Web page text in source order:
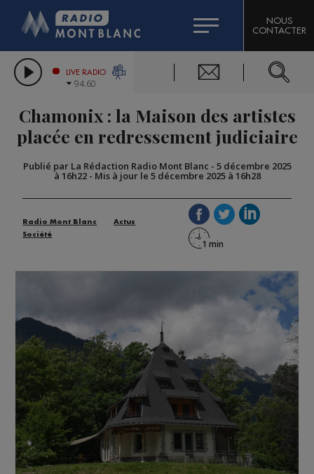
LES CHRONIQUES DE L'EXPERT
CITIZEN MACHINERY
GRAND MASSIF DOMAINES SKIABLES
BIGARD
COMPAGNIE DU MONT-BLANC
NOUS
CONTACTER
LIVE RADIO
94.60
Chamonix : la Maison des artistes
placée en redressement judiciaire
Publié par La Rédaction Radio Mont Blanc - 5 décembre 2025
à 16h22- Mis à jour le 5 décembre 2025 à 16h28
Radio Mont Blanc
Actus
Société